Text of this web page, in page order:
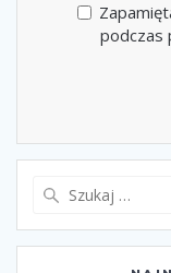
podczas